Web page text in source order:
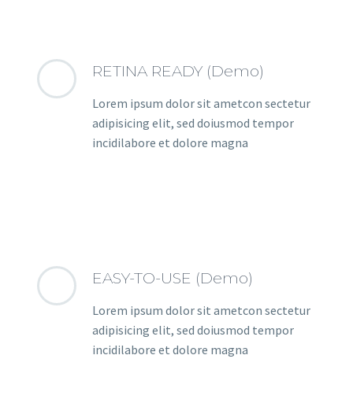
RETINA READY (Demo)
Lorem ipsum dolor sit ametcon sectetur
adipisicing elit, sed doiusmod tempor
incidilabore et dolore magna
EASY-TO-USE (Demo)
Lorem ipsum dolor sit ametcon sectetur
adipisicing elit, sed doiusmod tempor
incidilabore et dolore magna